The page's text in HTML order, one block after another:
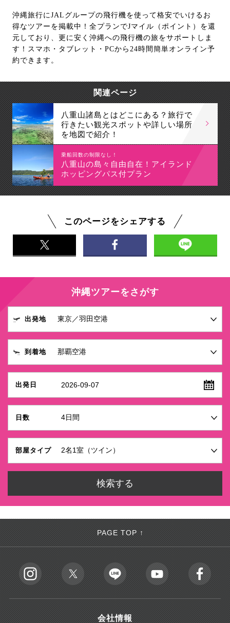
沖縄旅行にJALグループの飛行機を使って格安でいけるお
得なツアーを掲載中！全プランでJマイル（ポイント）を還
元しており、更に安く沖縄への飛行機の旅をサポートしま
す！スマホ・タブレット・PCから24時間簡単オンライン予
約できます。
関連ページ
八重山諸島とはどこにある？旅行で
行きたい観光スポットや詳しい場所
を地図で紹介！
乗船回数の制限なし！
八重山の島々自由自在！アイランド
ホッピングパス付プラン
このページをシェアする
沖縄ツアーをさがす
出発地
到着地
出発日 2026-09-07
日数
部屋タイプ
PAGE TOP ↑
会社情報